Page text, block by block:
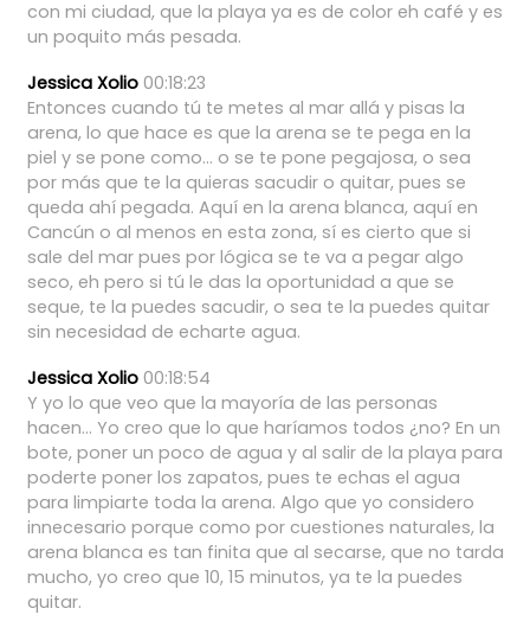
con mi ciudad, que la playa ya es de color eh café y es
un poquito más pesada.
Jessica Xolio 00:18:23
Entonces cuando tú te metes al mar allá y pisas la
arena, lo que hace es que la arena se te pega en la
piel y se pone como... o se te pone pegajosa, o sea
por más que te la quieras sacudir o quitar, pues se
queda ahí pegada. Aquí en la arena blanca, aquí en
Cancún o al menos en esta zona, sí es cierto que si
sale del mar pues por lógica se te va a pegar algo
seco, eh pero si tú le das la oportunidad a que se
seque, te la puedes sacudir, o sea te la puedes quitar
sin necesidad de echarte agua.
Jessica Xolio 00:18:54
Y yo lo que veo que la mayoría de las personas
hacen... Yo creo que lo que haríamos todos ¿no? En un
bote, poner un poco de agua y al salir de la playa para
poderte poner los zapatos, pues te echas el agua
para limpiarte toda la arena. Algo que yo considero
innecesario porque como por cuestiones naturales, la
arena blanca es tan finita que al secarse, que no tarda
mucho, yo creo que 10, 15 minutos, ya te la puedes
quitar.